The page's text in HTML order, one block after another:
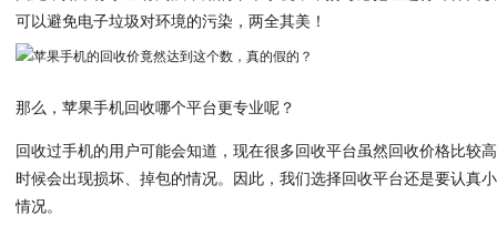
可以避免电子垃圾对环境的污染，两全其美！
那么，苹果手机回收哪个平台更专业呢？
回收过手机的用户可能会知道，现在很多回收平台虽然回收价格比较
时候会出现损坏、掉包的情况。因此，我们选择回收平台还是要认真
情况。